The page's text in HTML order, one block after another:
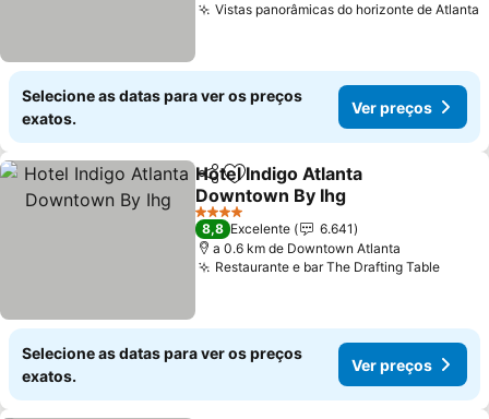
Vistas panorâmicas do horizonte de Atlanta
Selecione as datas para ver os preços
exatos.
Ver preços
PartilharAdicionar aos favoritos
Hotel Indigo Atlanta
Downtown By Ihg
Ver preços
4 Estrelas
8,8 Excelente
6.641
a 0.6 km de Downtown Atlanta
Restaurante e bar The Drafting TableVer
Selecione as datas para ver os preços
exatos.
Ver preços